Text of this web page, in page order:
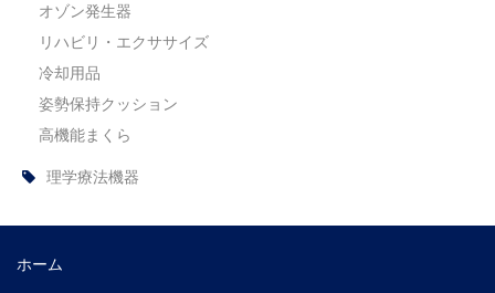
オゾン発生器
リハビリ・エクササイズ
冷却用品
姿勢保持クッション
高機能まくら
理学療法機器
ホーム